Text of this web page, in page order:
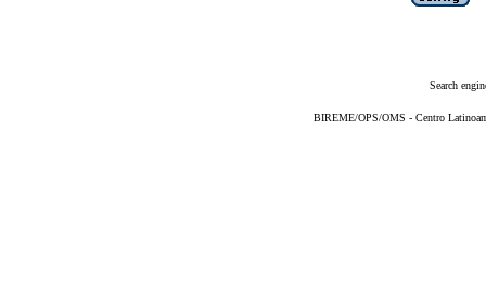
Search
BIREME/OPS/OMS - Centro